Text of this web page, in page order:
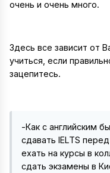
очень и очень много.
Здесь все зависит от
учиться, если
зацепитесь.
-Как с английским
сдавать IELTS
ехать на курсы в
сдать экзамены в